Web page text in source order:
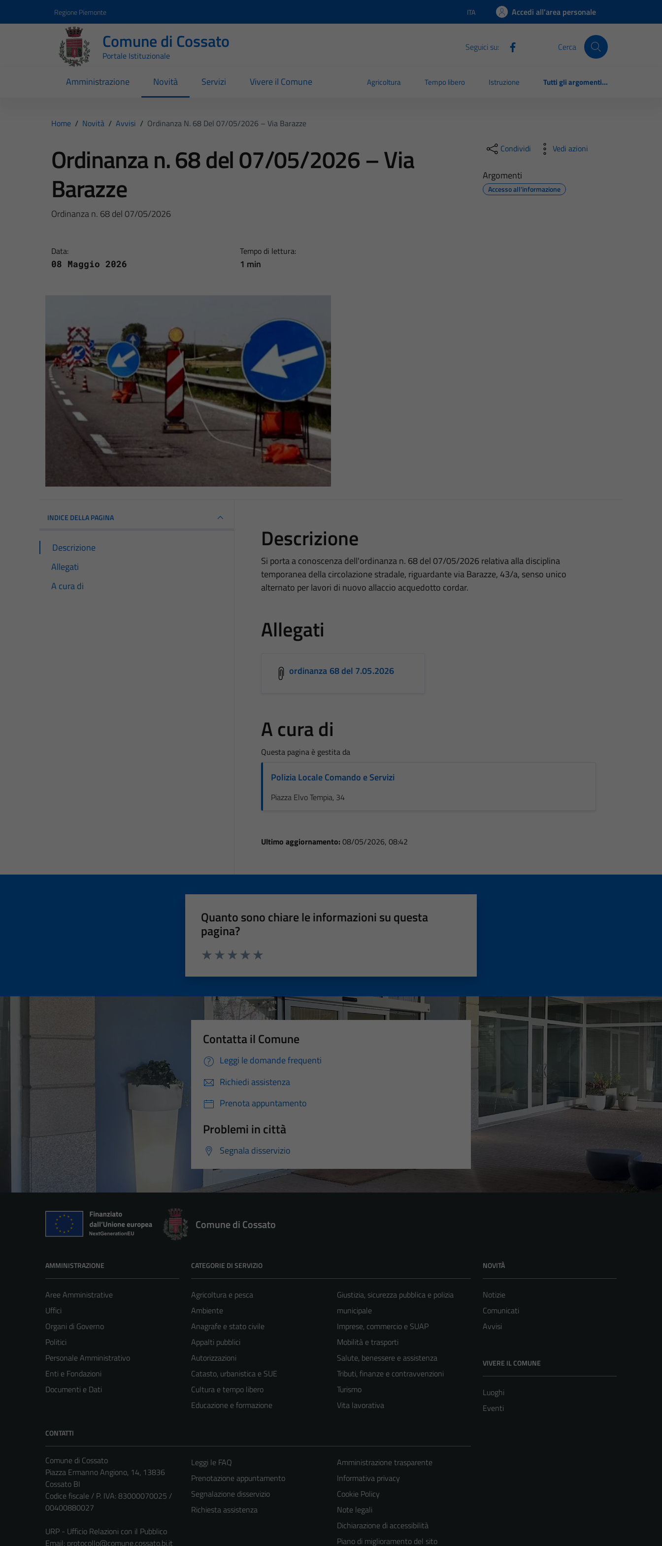
Regione Piemonte Lingua attiva:
ITA Accedi all'area personale
Comune di Cossato
Portale Istituzionale
Seguici su: Cerca
Amministrazione Novità Servizi Vivere il Comune Agricoltura Tempo libero Istruzione Tutti gli argomenti...
Home / Novità / Avvisi / Ordinanza N. 68 Del 07/05/2026 – Via Barazze
Ordinanza n. 68 del 07/05/2026 – Via
Barazze
Ordinanza n. 68 del 07/05/2026
Data:
08 Maggio 2026
Tempo di lettura:
1 min
Condividi Vedi azioni
Argomenti
Accesso all'informazione
INDICE DELLA PAGINA
Descrizione
Allegati
A cura di
Descrizione
Si porta a conoscenza dell'ordinanza n. 68 del 07/05/2026 relativa alla disciplina
temporanea della circolazione stradale, riguardante via Barazze, 43/a, senso unico
alternato per lavori di nuovo allaccio acquedotto cordar.
Allegati
ordinanza 68 del 7.05.2026
A cura di
Questa pagina è gestita da
Polizia Locale Comando e Servizi
Piazza Elvo Tempia, 34
Ultimo aggiornamento: 08/05/2026, 08:42
Quanto sono chiare le informazioni su questa
pagina?
Contatta il Comune
Leggi le domande frequenti
Richiedi assistenza
Prenota appuntamento
Problemi in città
Segnala disservizio
Comune di Cossato
AMMINISTRAZIONE
Aree Amministrative
Uffici
Organi di Governo
Politici
Personale Amministrativo
Enti e Fondazioni
Documenti e Dati
CATEGORIE DI SERVIZIO
Agricoltura e pesca
Ambiente
Anagrafe e stato civile
Appalti pubblici
Autorizzazioni
Catasto, urbanistica e SUE
Cultura e tempo libero
Educazione e formazione
Giustizia, sicurezza pubblica e polizia
municipale
Imprese, commercio e SUAP
Mobilità e trasporti
Salute, benessere e assistenza
Tributi, finanze e contravvenzioni
Turismo
Vita lavorativa
NOVITÀ
Notizie
Comunicati
Avvisi
VIVERE IL COMUNE
Luoghi
Eventi
CONTATTI
Comune di Cossato
Piazza Ermanno Angiono, 14, 13836
Cossato BI
Codice fiscale / P. IVA: 83000070025 /
00400880027
URP - Ufficio Relazioni con il Pubblico
Email: protocollo@comune.cossato.bi.it
Leggi le FAQ
Prenotazione appuntamento
Segnalazione disservizio
Richiesta assistenza
Amministrazione trasparente
Informativa privacy
Cookie Policy
Note legali
Dichiarazione di accessibilità
Piano di miglioramento del sito